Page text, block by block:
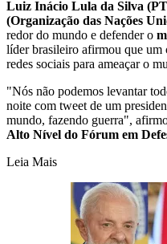
Luiz Inácio Lula da Silva
(Organização das Nações
redor do mundo e defender o
líder brasileiro afirmou que um
redes sociais para ameaçar o
"Nós não podemos levantar
noite com tweet de um
mundo, fazendo guerra",
Alto Nível do Fórum em
Leia Mais